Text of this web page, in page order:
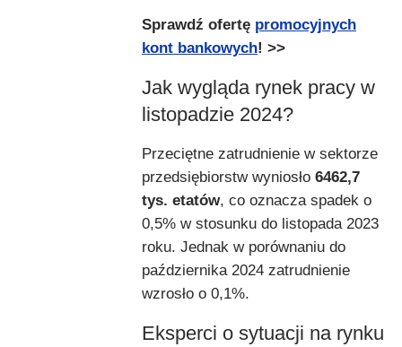
Sprawdź ofertę promocyjnych
kont bankowych! >>
Jak wygląda rynek pracy w
listopadzie 2024?
Przeciętne zatrudnienie w sektorze
przedsiębiorstw wyniosło 6462,7
tys. etatów, co oznacza spadek o
0,5% w stosunku do listopada 2023
roku. Jednak w porównaniu do
października 2024 zatrudnienie
wzrosło o 0,1%.
Eksperci o sytuacji na rynku